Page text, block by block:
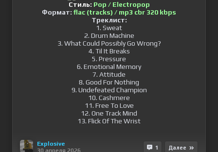
Стиль: Pop / Electropop
Формат: flac (tracks) / mp3 cbr 320 kbps
Треклист:
1. Sweat
2. Drum Machine
3. What Could Possibly Go Wrong?
4. Til It Breaks
5. Pressure
6. Emotional Memory
7. Attitude
8. Good For Nothing
9. Undefeated Champion
10. Cashmere
11. Free To Love
12. One Track Mind
13. Flick Of The Wrist
Explosive
30 апреля 2026
1 Далее